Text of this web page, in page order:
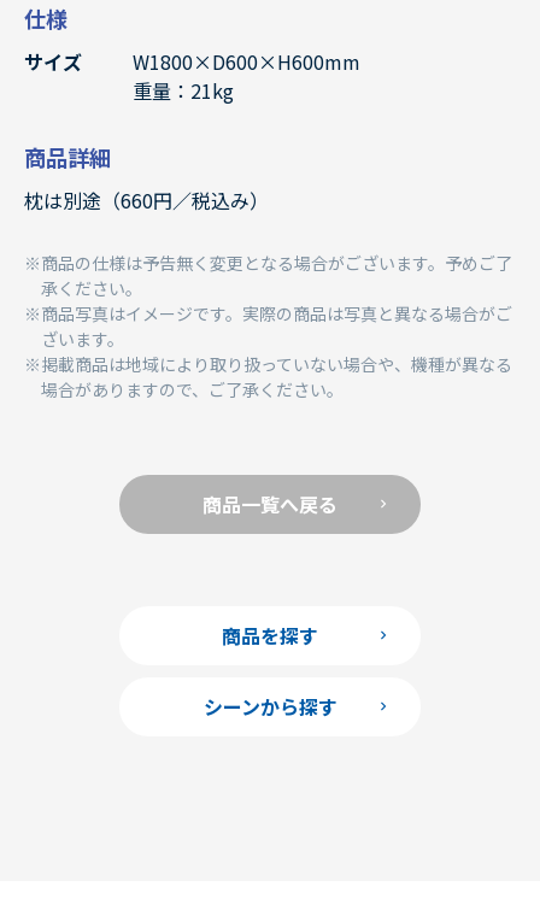
仕様
サイズ
W1800×D600×H600mm
重量：21kg
商品詳細
枕は別途（660円／税込み）
商品の仕様は予告無く変更となる場合がございます。予めご了
承ください。
商品写真はイメージです。実際の商品は写真と異なる場合がご
ざいます。
掲載商品は地域により取り扱っていない場合や、機種が異なる
場合がありますので、ご了承ください。
商品一覧へ戻る
商品を探す
シーンから探す